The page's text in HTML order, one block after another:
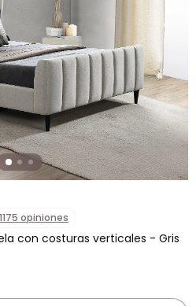
1175 opiniones
con costuras verticales - Gris